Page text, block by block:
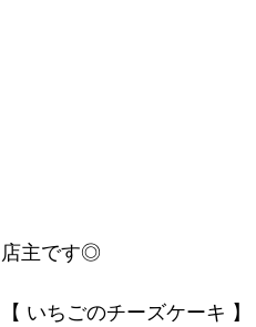
店主です◎
【 いちごのチーズケーキ 】